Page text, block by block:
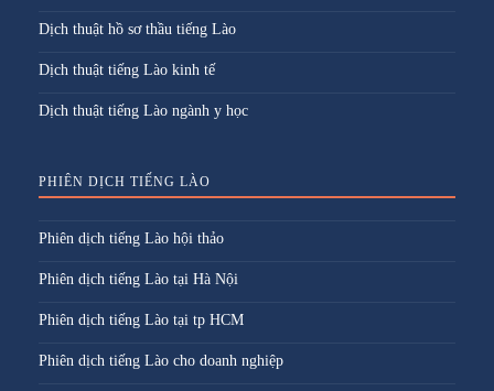
Dịch thuật hồ sơ thầu tiếng Lào
Dịch thuật tiếng Lào kinh tế
Dịch thuật tiếng Lào ngành y học
PHIÊN DỊCH TIẾNG LÀO
Phiên dịch tiếng Lào hội thảo
Phiên dịch tiếng Lào tại Hà Nội
Phiên dịch tiếng Lào tại tp HCM
Phiên dịch tiếng Lào cho doanh nghiệp